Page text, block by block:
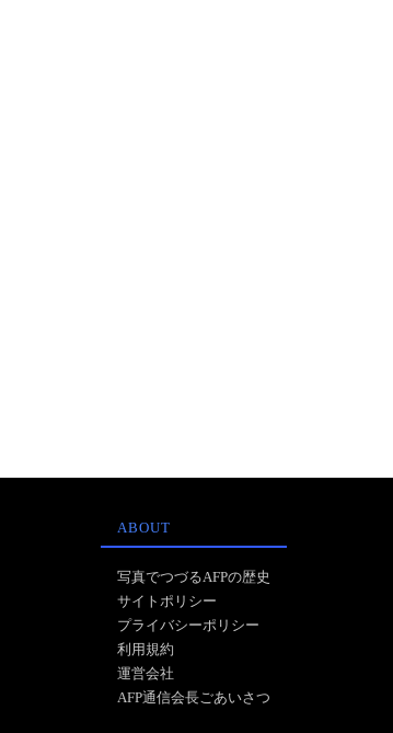
ABOUT
写真でつづるAFPの歴史
サイトポリシー
プライバシーポリシー
利用規約
運営会社
AFP通信会長ごあいさつ